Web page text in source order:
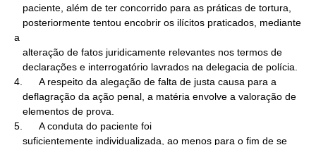
a
4.      A respeito da alegação de falta de justa causa para a
5.      A conduta do paciente foi